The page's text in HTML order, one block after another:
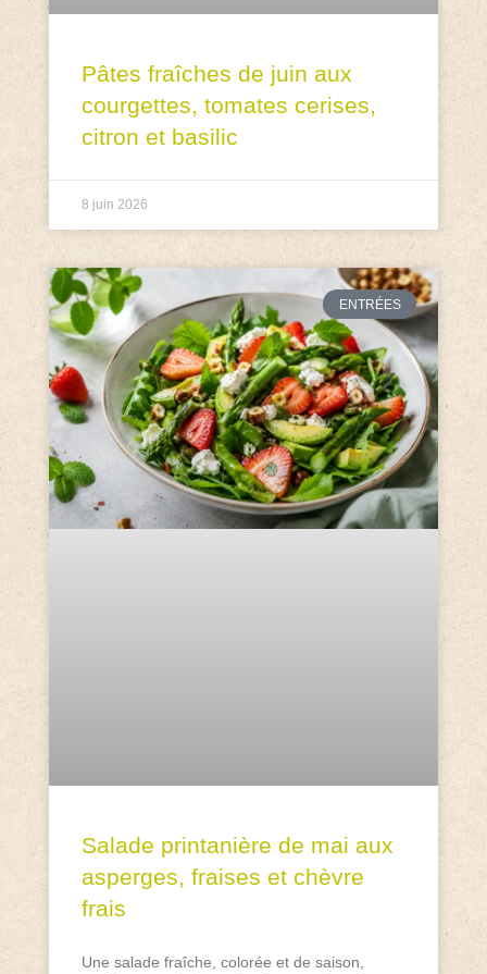
Pâtes fraîches de juin aux
courgettes, tomates cerises,
citron et basilic
8 juin 2026
ENTRÉES
Salade printanière de mai aux
asperges, fraises et chèvre
frais
Une salade fraîche, colorée et de saison,